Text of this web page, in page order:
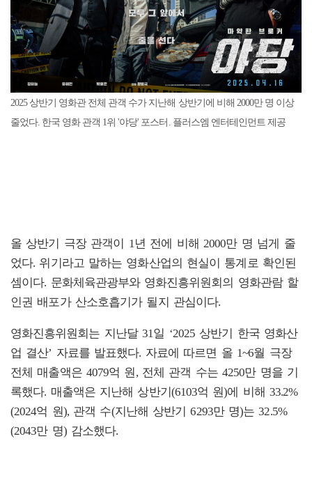
2025 상반기 영화관 전체 관객 수가 지난해 상반기에 비해 2000만 명 이상
줄었다. 한국 영화 관객 1위 '야당' 포스터. 플러스엠 엔터테인먼트 제공
올 상반기 극장 관객이 1년 전에 비해 2000만 명 넘게 줄
었다. 위기라고 말하는 영화산업의 현실이 통계로 확인된
셈이다. 문화체육관광부와 영화진흥위원회의 영화관람 할
인권 배포가 산소호흡기가 될지 관심이다.
영화진흥위원회는 지난달 31일 ‘2025 상반기 한국 영화산
업 결산’ 자료를 발표했다. 자료에 따르면 올 1~6월 극장
전체 매출액은 4079억 원, 전체 관객 수는 4250만 명을 기
록했다. 매출액은 지난해 상반기(6103억 원)에 비해 33.2%
(2024억 원), 관객 수(지난해 상반기 6293만 명)는 32.5%
(2043만 명) 감소했다.